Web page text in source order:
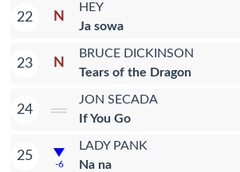
22 N
HEY
Ja sowa
23 N
BRUCE DICKINSON
Tears of the Dragon
24
JON SECADA
If You Go
25
-6
LADY PANK
Na na